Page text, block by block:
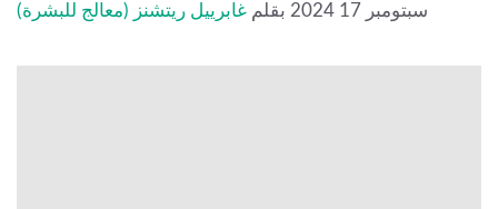
سبتومبر 17 2024 بقلم غابرييل ريتشنز (معالج للبشرة)